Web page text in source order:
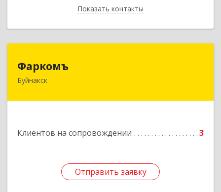
Показать контакты
Назад
Фаркомъ
Буйнакск
Клиентов на сопровождении 3
Отправить заявку
Отправить заявку